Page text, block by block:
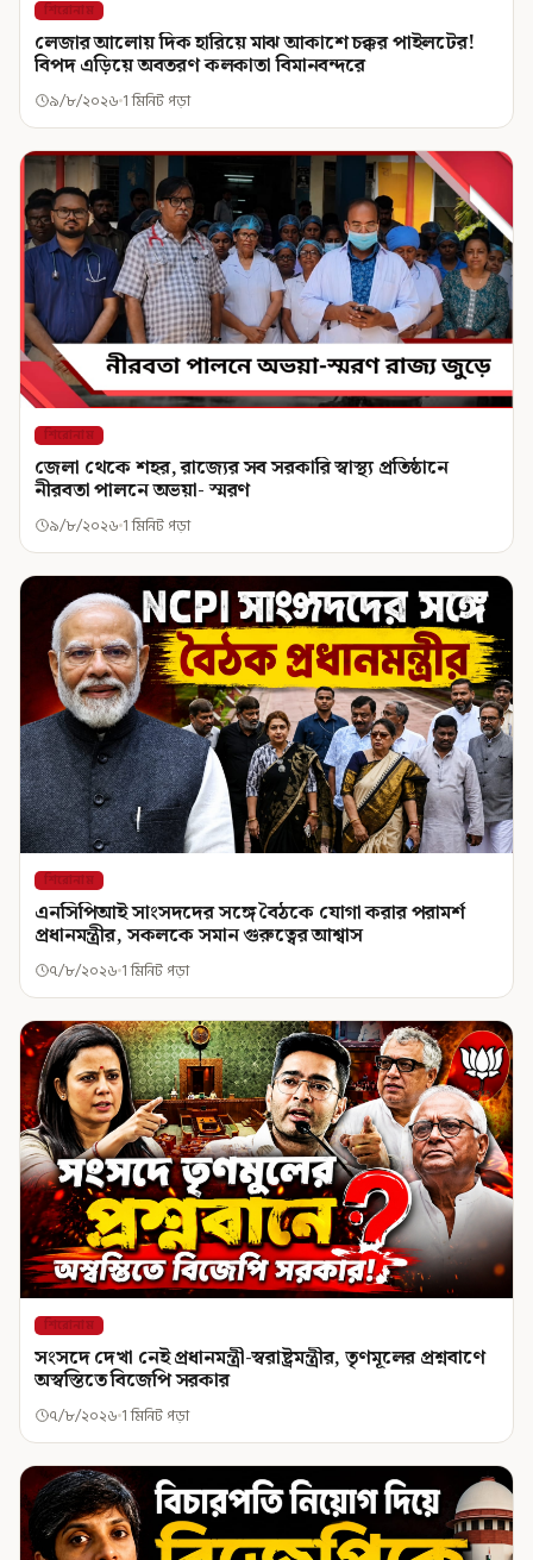
শিরোনাম
লেজার আলোয় দিক হারিয়ে মাঝ আকাশে চক্কর পাইলটের!
বিপদ এড়িয়ে অবতরণ কলকাতা বিমানবন্দরে
৯/৮/২০২৬ 1 মিনিট পড়া
শিরোনাম
জেলা থেকে শহর, রাজ্যের সব সরকারি স্বাস্থ্য প্রতিষ্ঠানে
নীরবতা পালনে অভয়া- স্মরণ
৯/৮/২০২৬ 1 মিনিট পড়া
শিরোনাম
এনসিপিআই সাংসদদের সঙ্গে বৈঠকে যোগা করার পরামর্শ
প্রধানমন্ত্রীর, সকলকে সমান গুরুত্বের আশ্বাস
৭/৮/২০২৬ 1 মিনিট পড়া
শিরোনাম
সংসদে দেখা নেই প্রধানমন্ত্রী-স্বরাষ্ট্রমন্ত্রীর, তৃণমূলের প্রশ্নবাণে
অস্বস্তিতে বিজেপি সরকার
৭/৮/২০২৬ 1 মিনিট পড়া